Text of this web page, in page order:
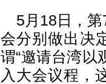
5月18日，
会分别做出决
谓“邀请台湾以
入大会议程，